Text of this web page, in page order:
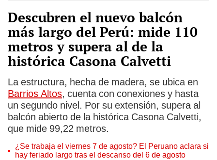
Descubren el nuevo balcón
más largo del Perú: mide 110
metros y supera al de la
histórica Casona Calvetti
La estructura, hecha de madera, se ubica en
Barrios Altos, cuenta con conexiones y hasta
un segundo nivel. Por su extensión, supera al
balcón abierto de la histórica Casona Calvetti,
que mide 99,22 metros.
¿Se trabaja el viernes 7 de agosto? El Peruano aclara si
hay feriado largo tras el descanso del 6 de agosto